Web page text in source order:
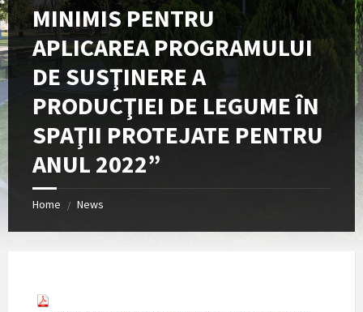
MINIMIS PENTRU
APLICAREA PROGRAMULUI
DE SUSŢINERE A
PRODUCŢIEI DE LEGUME ÎN
SPAŢII PROTEJATE PENTRU
ANUL 2022”
Home / News